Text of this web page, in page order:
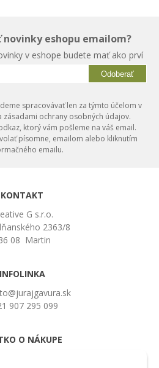
eshopu emailom?
v eshope budete mať ako prví
Odoberať
spracovávať len za týmto účelom v
ochrany osobných údajov.
ktorý vám pošleme na váš email.
písomne, emailom alebo kliknutím
emailu.
KONTAKT
G s.r.o.
2363/8
08 Martin
INFOLINKA
907 295 099
O NÁKUPE